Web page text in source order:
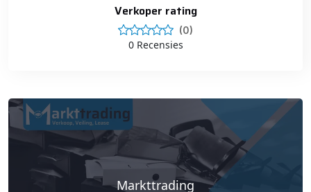
Verkoper rating
(0)
0 Recensies
Markttrading